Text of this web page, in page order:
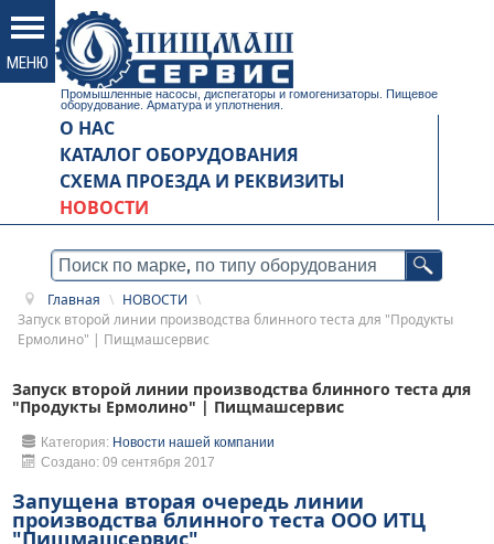
Промышленные насосы, диспегаторы и гомогенизаторы. Пищевое
оборудование. Арматура и уплотнения.
О НАС
КАТАЛОГ ОБОРУДОВАНИЯ
СХЕМА ПРОЕЗДА И РЕКВИЗИТЫ
НОВОСТИ
Главная \ НОВОСТИ \
Запуск второй линии производства блинного теста для "Продукты
Ермолино" | Пищмашсервис
Запуск второй линии производства блинного теста для
"Продукты Ермолино" | Пищмашсервис
Категория: Новости нашей компании
Создано: 09 сентября 2017
Запущена вторая очередь линии
производства блинного теста ООО ИТЦ
"Пищмашсервис"